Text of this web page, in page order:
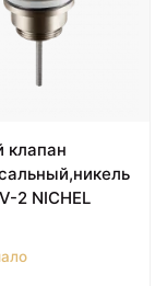
клапан
2 NICHEL